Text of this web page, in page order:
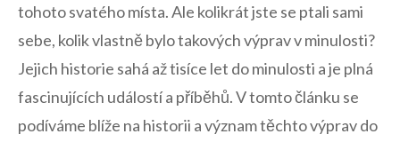
tohoto svatého místa. Ale kolikrát jste‌ se ptali sami
sebe, kolik vlastně bylo takových ⁣výprav v ‌minulosti?
Jejich historie sahá až tisíce let do minulosti a‌ je plná
fascinujících událostí a příběhů. ‌V tomto článku se
podíváme blíže na historii a význam těchto výprav do